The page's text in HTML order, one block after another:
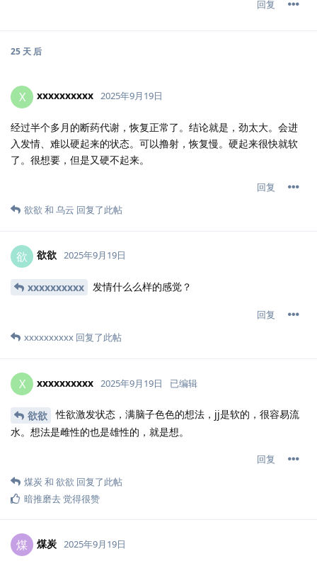
回复
25 天 后
X xxxxxxxxxx 2025年9月19日
经过半个多月的断药代谢，恢复正常了。结论就是，劲太大。会进
入发情、难以硬起来的状态。可以撸射，恢复慢。硬起来很快就软
了。很想要，但是又硬不起来。
回复
欲欲 和 乌云 回复了此帖
欲 欲欲 2025年9月19日
xxxxxxxxxx 发情什么么样的感觉？
回复
xxxxxxxxxx 回复了此帖
X xxxxxxxxxx 2025年9月19日 已编辑
欲欲 性欲激发状态，满脑子色色的想法，jj是软的，很容易流
水。想法是雌性的也是雄性的，就是想。
回复
煤炭和 欲欲 回复了此帖
暗推磨去觉得很赞
煤 煤炭 2025年9月19日